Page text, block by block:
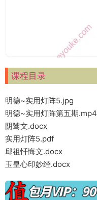
课程目录
明德~实用灯阵5.jpg
明德~实用灯阵第五期.mp4
阴骘文.docx
实用灯阵5.pdf
邱祖忏悔文.docx
玉皇心印妙经.docx